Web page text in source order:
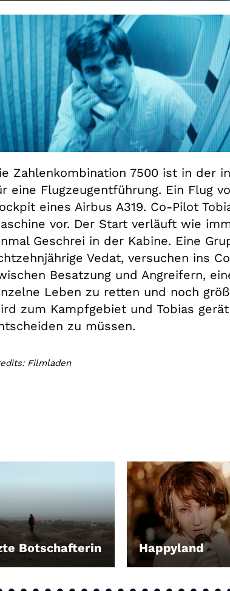
Zahlenkombination 7500 ist in der
eine Flugzeugentführung. Ein Flug
eines Airbus A319. Co-Pilot
vor. Der Start verläuft wie
Geschrei in der Kabine. Eine
Vedat, versuchen ins
Besatzung und Angreifern,
Leben zu retten und noch
zum Kampfgebiet und Tobias
zu müssen.
Filmladen
Botschafterin Happyland
LEIHEN